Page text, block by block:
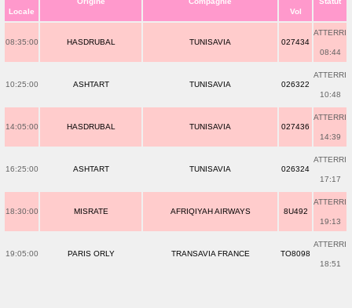
Locale Vol
08:35:00 HASDRUBAL TUNISAVIA 027434
ATTERRI
08:44
10:25:00 ASHTART TUNISAVIA 026322
ATTERRI
10:48
14:05:00 HASDRUBAL TUNISAVIA 027436
ATTERRI
14:39
16:25:00 ASHTART TUNISAVIA 026324
ATTERRI
17:17
18:30:00 MISRATE AFRIQIYAH AIRWAYS 8U492
ATTERRI
19:13
19:05:00 PARIS ORLY TRANSAVIA FRANCE TO8098
ATTERRI
18:51